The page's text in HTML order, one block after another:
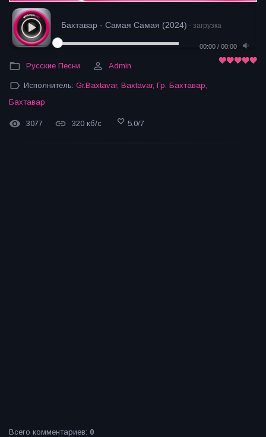
Бахтавар - Самая Самая (2024) - загрузка
00:00 / 00:00
Русские Песни Admin
Исполнитель: Gr.Baxtavar, Baxtavar, Гр. Бахтавар
Бахтавар
3077 320 кб/с 5.0/7
Всего комментариев: 0